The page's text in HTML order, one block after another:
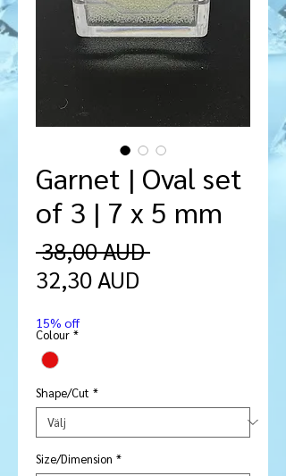
Garnet | Oval set
of 3 | 7 x 5 mm
38,00 AUD Ordinarie
32,30 AUD
15% off
Colour *
Shape/Cut *
Size/Dimension *